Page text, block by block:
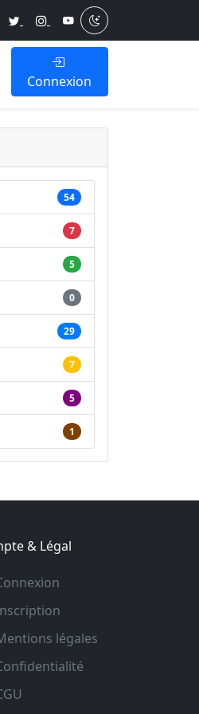
Connexion
54
7
5
0
29
7
5
1
& Légal
légales